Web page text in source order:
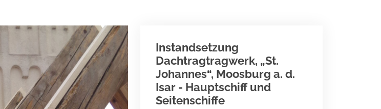
Instandsetzung
Dachtragtragwerk, „St.
Johannes“, Moosburg a. d.
Isar - Hauptschiff und
Seitenschiffe